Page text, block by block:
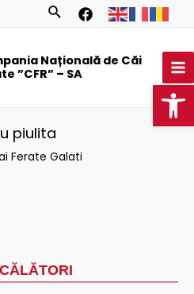
Search
Națională de Căi
”CFR” – SA
CĂLĂTORI
piulita
Ferate Galati